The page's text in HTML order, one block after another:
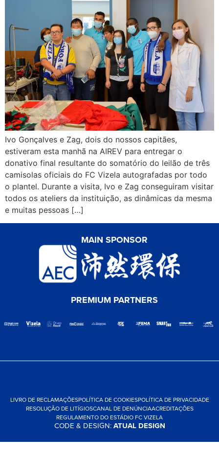
Ivo Gonçalves e Zag, dois do nossos capitães,
estiveram esta manhã na AIREV para entregar o
donativo final resultante do somatório do leilão de três
camisolas oficiais do FC Vizela autografadas por todo
o plantel. Durante a visita, Ivo e Zag conseguiram visitar
todos os ateliers da instituição, as dinâmicas da mesma
e muitas pessoas […]
MAIN SPONSOR
PREMIUM PARTNERS
LIVRO DE RECLAMAÇÕESPOLÍTICA DE COOKIESPOLÍTICA DE PRIVACIDADE
RESOLUÇÃO DE LITÍGIOSCANAL DE DENÚNCIAACREDITAÇÕES
REGULAMENTO DO ESTÁDIO FC VIZELA
CODE & DESIGN:ATUAL DESIGN